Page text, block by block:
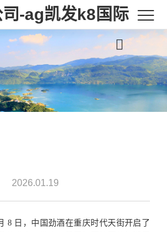
-ag凯发k8国际
2026.01.19
日，中国劲酒在重庆时代天街开启了